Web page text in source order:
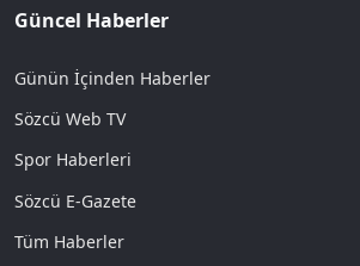
Güncel Haberler
Günün İçinden Haberler
Sözcü Web TV
Spor Haberleri
Sözcü E-Gazete
Tüm Haberler